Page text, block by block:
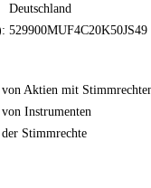
Deutschland
529900MUF4C20K50JS49
Aktien mit
Instrumenten
Stimmrechte